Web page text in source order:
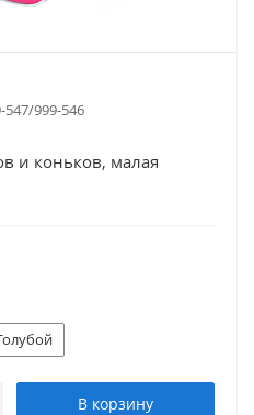
547/999-546
и коньков, малая
В корзину